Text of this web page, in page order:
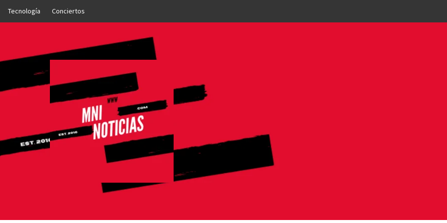
Tecnología Conciertos